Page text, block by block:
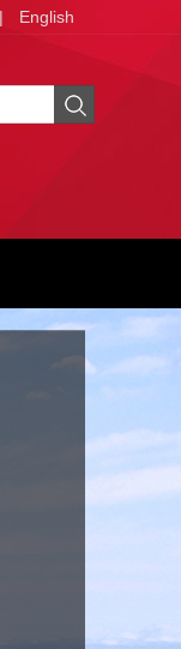
| English